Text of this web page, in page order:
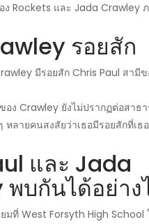
ง Rockets และ Jada Crawley
รอยสัก
มีรอยสัก Chris Paul สามีข
อง Crawley ยังไม่ปรากฏต่อสาธ
ลายคนสงสัยว่าเธอมีรอยสักที่เธ
และ Jada
บกันได้อย่าง
มที่ West Forsyth High